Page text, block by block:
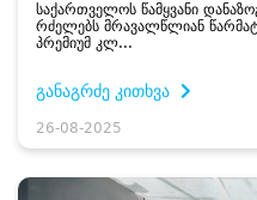
სა­ქარ­თვე­ლოს წამ­ყვა­ნი
რძე­ლებს მრა­ვალ­წლი­ან
პრე­მი­უმ კლ...
განაგრძე კითხვა
26-08-2025